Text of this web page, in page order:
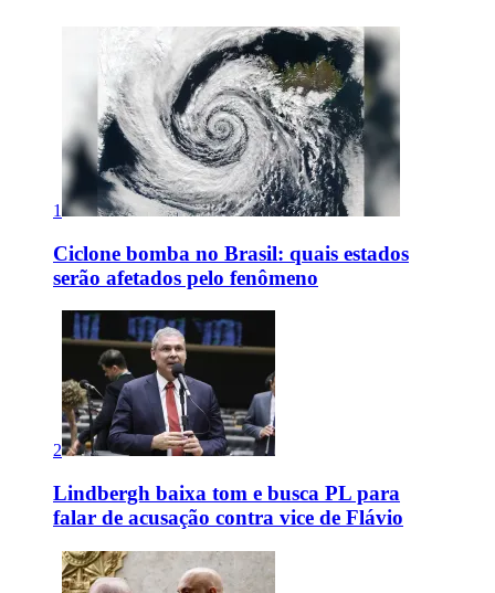
1
Ciclone bomba no Brasil: quais estados
serão afetados pelo fenômeno
2
Lindbergh baixa tom e busca PL para
falar de acusação contra vice de Flávio